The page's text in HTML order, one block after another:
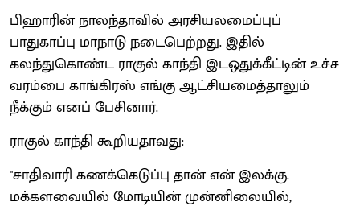
பிஹாரின் நாலந்தாவில் அரசியலமைப்புப்
பாதுகாப்பு மாநாடு நடைபெற்றது. இதில்
கலந்துகொண்ட ராகுல் காந்தி இடஒதுக்கீட்டின் உச்ச
வரம்பை காங்கிரஸ் எங்கு ஆட்சியமைத்தாலும்
நீக்கும் எனப் பேசினார்.
ராகுல் காந்தி கூறியதாவது:
"சாதிவாரி கணக்கெடுப்பு தான் என் இலக்கு.
மக்களவையில் மோடியின் முன்னிலையில்,